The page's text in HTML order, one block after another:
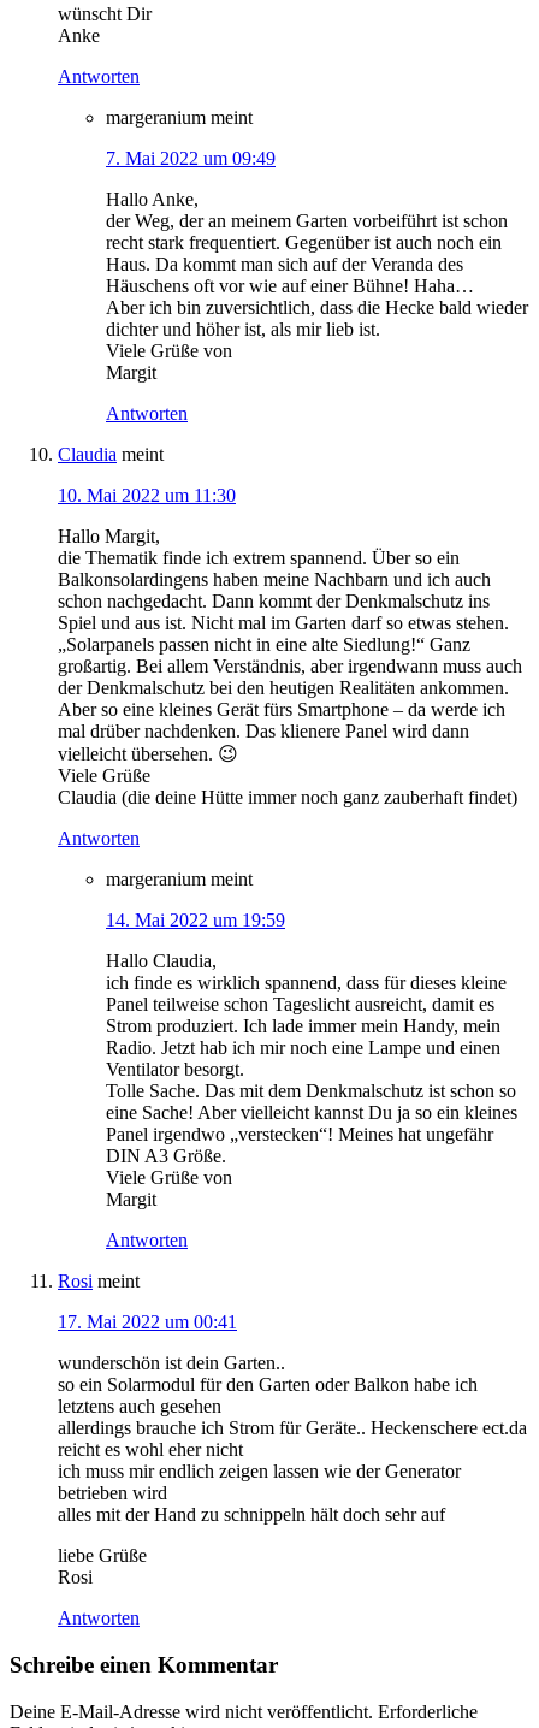
wünscht Dir
Anke
Antworten
margeranium meint
7. Mai 2022 um 09:49
Hallo Anke,
der Weg, der an meinem Garten vorbeiführt ist schon
recht stark frequentiert. Gegenüber ist auch noch ein
Haus. Da kommt man sich auf der Veranda des
Häuschens oft vor wie auf einer Bühne! Haha…
Aber ich bin zuversichtlich, dass die Hecke bald wieder
dichter und höher ist, als mir lieb ist.
Viele Grüße von
Margit
Antworten
Claudia meint
10. Mai 2022 um 11:30
Hallo Margit,
die Thematik finde ich extrem spannend. Über so ein
Balkonsolardingens haben meine Nachbarn und ich auch
schon nachgedacht. Dann kommt der Denkmalschutz ins
Spiel und aus ist. Nicht mal im Garten darf so etwas stehen.
„Solarpanels passen nicht in eine alte Siedlung!“ Ganz
großartig. Bei allem Verständnis, aber irgendwann muss auch
der Denkmalschutz bei den heutigen Realitäten ankommen.
Aber so eine kleines Gerät fürs Smartphone – da werde ich
mal drüber nachdenken. Das klienere Panel wird dann
vielleicht übersehen. 😉
Viele Grüße
Claudia (die deine Hütte immer noch ganz zauberhaft findet)
Antworten
margeranium meint
14. Mai 2022 um 19:59
Hallo Claudia,
ich finde es wirklich spannend, dass für dieses kleine
Panel teilweise schon Tageslicht ausreicht, damit es
Strom produziert. Ich lade immer mein Handy, mein
Radio. Jetzt hab ich mir noch eine Lampe und einen
Ventilator besorgt.
Tolle Sache. Das mit dem Denkmalschutz ist schon so
eine Sache! Aber vielleicht kannst Du ja so ein kleines
Panel irgendwo „verstecken“! Meines hat ungefähr
DIN A3 Größe.
Viele Grüße von
Margit
Antworten
Rosi meint
17. Mai 2022 um 00:41
wunderschön ist dein Garten..
so ein Solarmodul für den Garten oder Balkon habe ich
letztens auch gesehen
allerdings brauche ich Strom für Geräte.. Heckenschere ect.da
reicht es wohl eher nicht
ich muss mir endlich zeigen lassen wie der Generator
betrieben wird
alles mit der Hand zu schnippeln hält doch sehr auf
liebe Grüße
Rosi
Antworten
Schreibe einen Kommentar
Deine E-Mail-Adresse wird nicht veröffentlicht. Erforderliche